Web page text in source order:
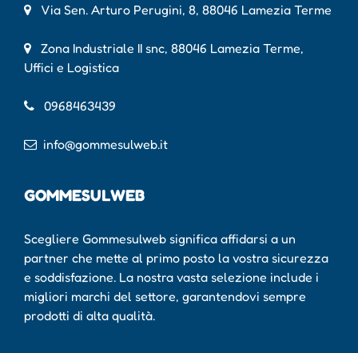
Via Sen. Arturo Perugini, 8, 88046 Lamezia Terme
Zona Industriale II snc, 88046 Lamezia Terme,
Uffici e Logistica
0968463439
info@gommesulweb.it
GOMMESULWEB
Scegliere Gommesulweb significa affidarsi a un
partner che mette al primo posto la vostra sicurezza
e soddisfazione. La nostra vasta selezione include i
migliori marchi del settore, garantendovi sempre
prodotti di alta qualità.